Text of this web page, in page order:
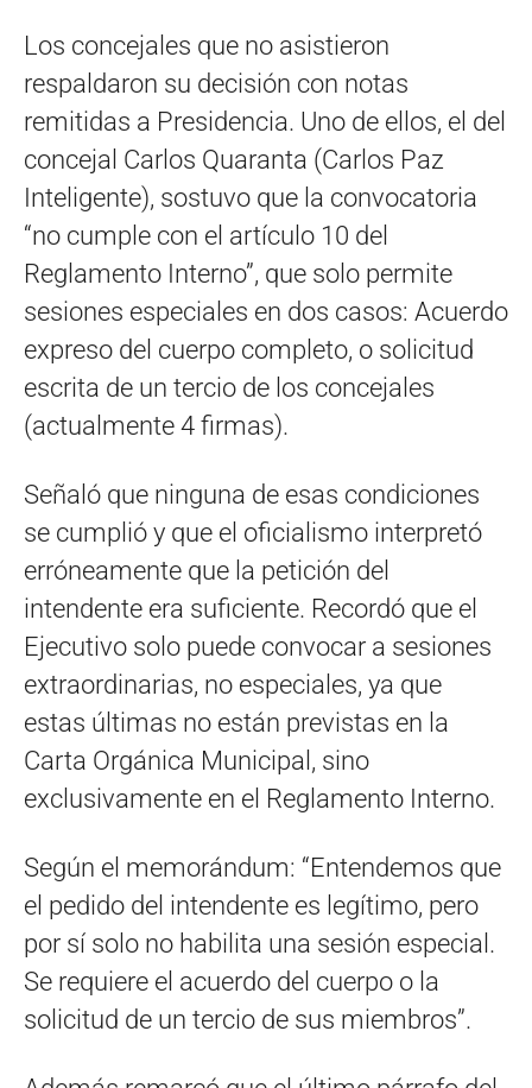
Los concejales que no asistieron
respaldaron su decisión con notas
remitidas a Presidencia. Uno de ellos, el del
concejal Carlos Quaranta (Carlos Paz
Inteligente), sostuvo que la convocatoria
“no cumple con el artículo 10 del
Reglamento Interno”, que solo permite
sesiones especiales en dos casos: Acuerdo
expreso del cuerpo completo, o solicitud
escrita de un tercio de los concejales
(actualmente 4 firmas).
Señaló que ninguna de esas condiciones
se cumplió y que el oficialismo interpretó
erróneamente que la petición del
intendente era suficiente. Recordó que el
Ejecutivo solo puede convocar a sesiones
extraordinarias, no especiales, ya que
estas últimas no están previstas en la
Carta Orgánica Municipal, sino
exclusivamente en el Reglamento Interno.
Según el memorándum: “Entendemos que
el pedido del intendente es legítimo, pero
por sí solo no habilita una sesión especial.
Se requiere el acuerdo del cuerpo o la
solicitud de un tercio de sus miembros”.